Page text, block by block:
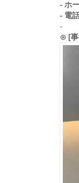
- ホ
- 電
-
⊙ [事